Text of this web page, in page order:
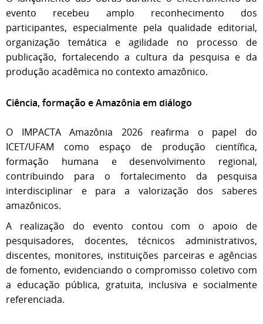
evento recebeu amplo reconhecimento dos
participantes, especialmente pela qualidade editorial,
organização temática e agilidade no processo de
publicação, fortalecendo a cultura da pesquisa e da
produção acadêmica no contexto amazônico.
Ciência, formação e Amazônia em diálogo
O IMPACTA Amazônia 2026 reafirma o papel do
ICET/UFAM como espaço de produção científica,
formação humana e desenvolvimento regional,
contribuindo para o fortalecimento da pesquisa
interdisciplinar e para a valorização dos saberes
amazônicos.
A realização do evento contou com o apoio de
pesquisadores, docentes, técnicos administrativos,
discentes, monitores, instituições parceiras e agências
de fomento, evidenciando o compromisso coletivo com
a educação pública, gratuita, inclusiva e socialmente
referenciada.